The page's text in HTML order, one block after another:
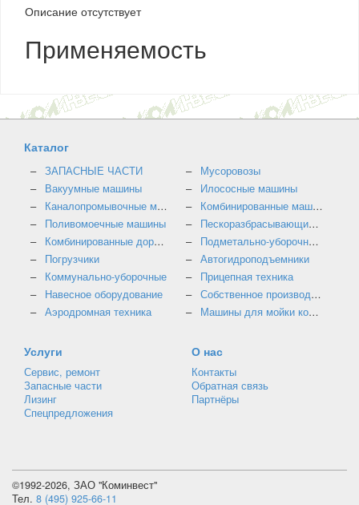
Описание отсутствует
Применяемость
Каталог
ЗАПАСНЫЕ ЧАСТИ
Мусоровозы
Вакуумные машины
Илососные машины
Каналопромывочные машины
Комбинированные машины
Поливомоечные машины
Пескоразбрасывающие машины
Комбинированные дорожные машины
Подметально-уборочные машины
Погрузчики
Автогидроподъемники
Коммунально-уборочные
Прицепная техника
Навесное оборудование
Собственное производство
Аэродромная техника
Машины для мойки контейнеров
Услуги
Сервис, ремонт
Запасные части
Лизинг
Спецпредложения
О нас
Контакты
Обратная связь
Партнёры
©1992-2026, ЗАО "Коминвест"
Тел. 8 (495) 925-66-11